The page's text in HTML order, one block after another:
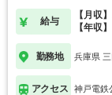
給与
【月収
【年収
勤務地 兵庫県
アクセス 神戸電鉄